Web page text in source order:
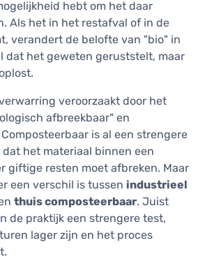
hebt om het daar
Als het in het restafval of in de
verandert de belofte van "bio" in
dat het geweten geruststelt, maar
veroorzaakt door het
afbreekbaar" en
is al een strengere
het materiaal binnen een
giftige resten moet afbreken. Maar
een verschil is tussen industrieel
thuis composteerbaar. Juist
de praktijk een strengere test,
lager zijn en het proces